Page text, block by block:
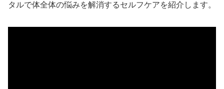
タルで体全体の悩みを解消するセルフケアを紹介します。